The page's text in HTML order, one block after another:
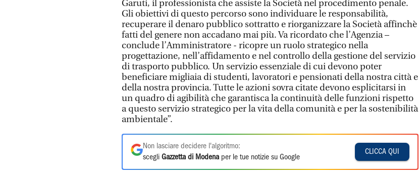
Garuti, il professionista che assiste la Società nel procedimento penale.
Gli obiettivi di questo percorso sono individuare le responsabilità,
recuperare il denaro pubblico sottratto e riorganizzare la Società affinchè
fatti del genere non accadano mai più. Va ricordato che l’Agenzia –
conclude l’Amministratore - ricopre un ruolo strategico nella
progettazione, nell’affidamento e nel controllo della gestione del servizio
di trasporto pubblico. Un servizio essenziale di cui devono poter
beneficiare migliaia di studenti, lavoratori e pensionati della nostra città e
della nostra provincia. Tutte le azioni sovra citate devono esplicitarsi in
un quadro di agibilità che garantisca la continuità delle funzioni rispetto
a questo servizio strategico per la vita della comunità e per la sostenibilità
ambientale”.
Non lasciare decidere l'algoritmo:
scegli Gazzetta di Modena per le tue notizie su Google
CLICCA QUI